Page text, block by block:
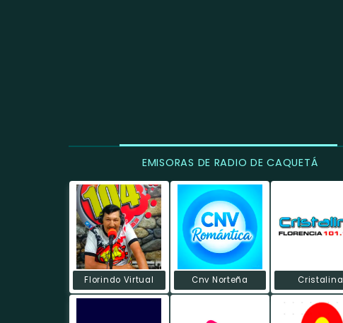
EMISORAS DE RADIO DE CAQUETÁ
Florindo Virtual Cnv Norteña Cristalina